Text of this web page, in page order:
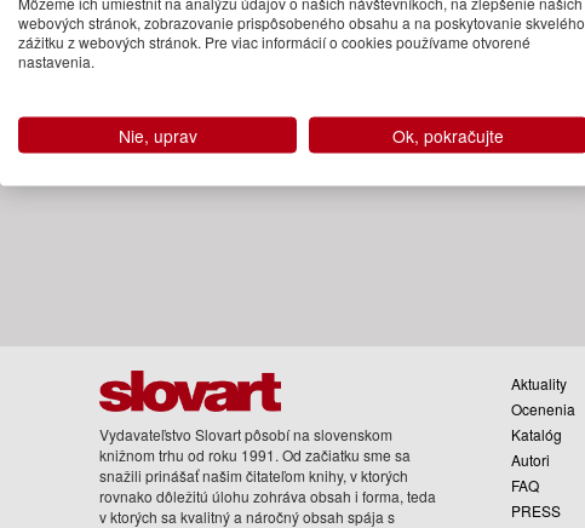
Vydavateľstvo Slovart pôsobí na slovenskom
knižnom trhu od roku 1991. Od začiatku sme sa
snažili prinášať našim čitateľom knihy, v ktorých
rovnako dôležitú úlohu zohráva obsah i forma, teda
v ktorých sa kvalitný a náročný obsah spája s
Aktuality
Ocenenia
Katalóg
Autori
FAQ
PRESS
webových stránok, zobrazovanie prispôsobeného obsahu a na poskytovanie skvelého
zážitku z webových stránok. Pre viac informácií o cookies používame otvorené
nastavenia.
Nie, uprav Ok, pokračujte